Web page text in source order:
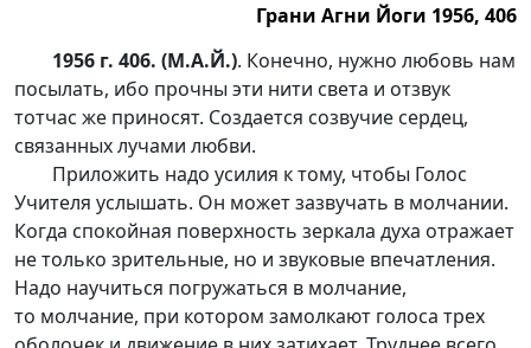
Грани Агни Йоги 1956, 406
1956 г. 406. (М.А.Й.). Конечно, нужно любовь нам
посылать, ибо прочны эти нити света и отзвук
тотчас же приносят. Создается созвучие сердец,
связанных лучами любви.
Приложить надо усилия к тому, чтобы Голос
Учителя услышать. Он может зазвучать в молчании.
Когда спокойная поверхность зеркала духа отражает
не только зрительные, но и звуковые впечатления.
Надо научиться погружаться в молчание,
то молчание, при котором замолкают голоса трех